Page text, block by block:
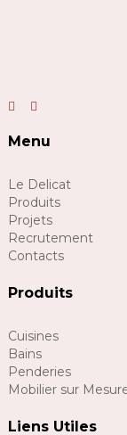
Menu
Le Delicat
Produits
Projets
Recrutement
Contacts
Produits
Cuisines
Bains
Penderies
Mobilier sur
Liens Utiles